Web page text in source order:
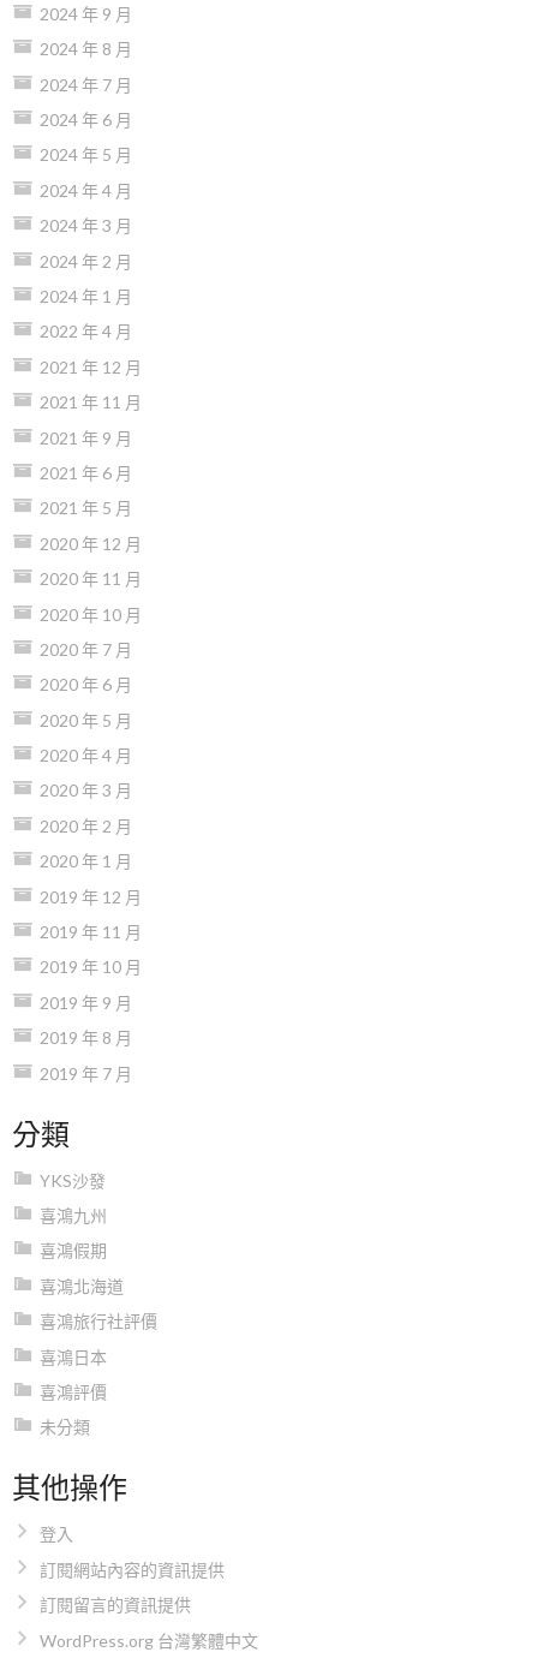
2024 年 9 月
2024 年 8 月
2024 年 7 月
2024 年 6 月
2024 年 5 月
2024 年 4 月
2024 年 3 月
2024 年 2 月
2024 年 1 月
2022 年 4 月
2021 年 12 月
2021 年 11 月
2021 年 9 月
2021 年 6 月
2021 年 5 月
2020 年 12 月
2020 年 11 月
2020 年 10 月
2020 年 7 月
2020 年 6 月
2020 年 5 月
2020 年 4 月
2020 年 3 月
2020 年 2 月
2020 年 1 月
2019 年 12 月
2019 年 11 月
2019 年 10 月
2019 年 9 月
2019 年 8 月
2019 年 7 月
分類
YKS沙發
喜鴻九州
喜鴻假期
喜鴻北海道
喜鴻旅行社評價
喜鴻日本
喜鴻評價
未分類
其他操作
登入
訂閱網站內容的資訊提供
訂閱留言的資訊提供
WordPress.org 台灣繁體中文